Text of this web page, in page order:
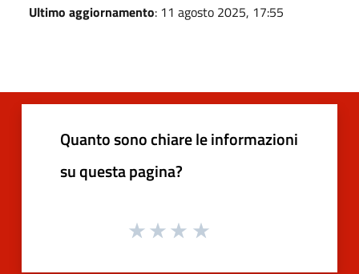
Ultimo aggiornamento: 11 agosto 2025, 17:55
Quanto sono chiare le informazioni
su questa pagina?